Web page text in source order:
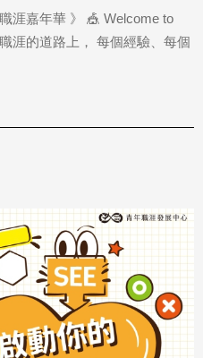
涯嘉年華 》 🎪 Welcome to
涯的道路上， 每個經驗、每個